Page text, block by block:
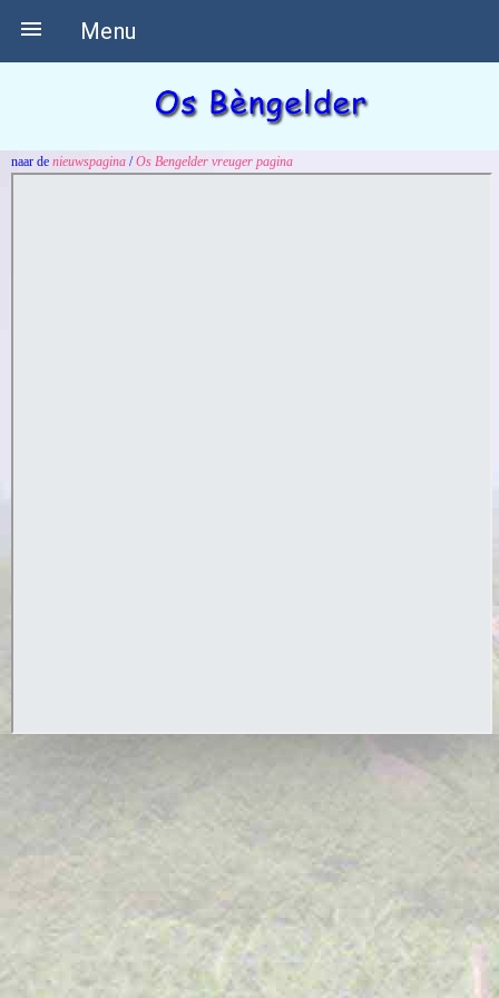
Menu

naar de nieuwspagina /Os Bengelder vreuger pagina